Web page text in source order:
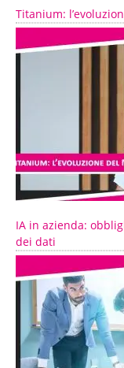
Titanium:
IA in azienda:
dei dati